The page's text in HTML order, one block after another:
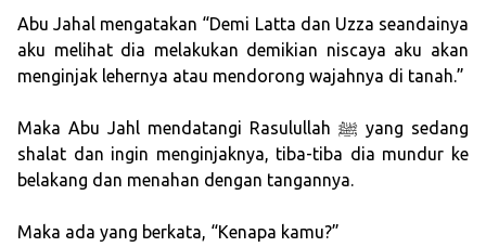
Abu Jahal mengatakan “Demi Latta dan Uzza seandainya
aku melihat dia melakukan demikian niscaya aku akan
menginjak lehernya atau mendorong wajahnya di tanah.”
Maka Abu Jahl mendatangi Rasulullah ﷺ yang sedang
shalat dan ingin menginjaknya, tiba-tiba dia mundur ke
belakang dan menahan dengan tangannya.
Maka ada yang berkata, “Kenapa kamu?”